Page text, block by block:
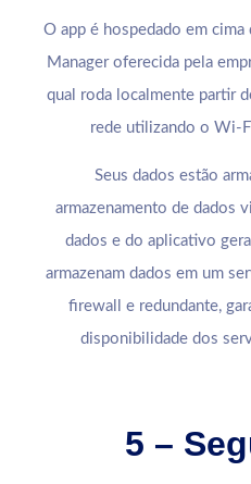
O app é hospedado em cima
Manager oferecida pela
qual roda localmente partir
rede utilizando o Wi-
Seus dados estão
armazenamento de dados
dados e do aplicativo
armazenam dados em um
firewall e redundante,
disponibilidade dos
5 –